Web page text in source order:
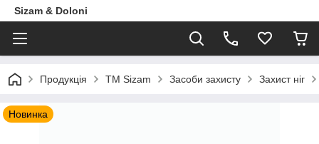
Sizam & Doloni
Продукцiя ТМ Sizam Засоби захисту Захист ніг
Новинка